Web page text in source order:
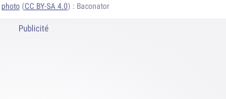
photo(CC BY-SA 4.0) : Baconator
Publicité